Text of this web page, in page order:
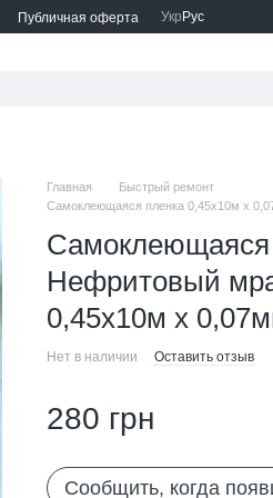
Публичная оферта Укр Рус
Главная
Быстрый ремонт
Самоклеющаяся пленка 0,45х10м х
Самоклеющаяся
Нефритовый
0,45х10м х
Нет в наличии Оставить отзыв
280 грн
Сообщить, когда